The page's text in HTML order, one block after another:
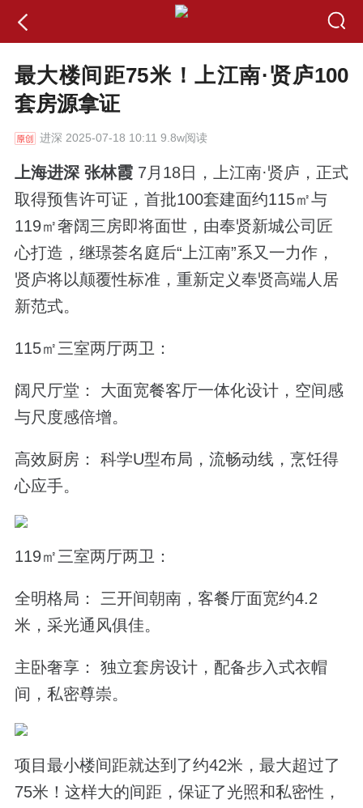
最大楼间距75米！上江南·贤庐100
套房源拿证
进深 2025-07-18 10:11 9.8w阅读
上海进深 张林霞7月18日，上江南·贤庐，正式
取得预售许可证，首批100套建面约115㎡与
119㎡奢阔三房即将面世，由奉贤新城公司匠
心打造，继璟荟名庭后“上江南”系又一力作，
贤庐将以颠覆性标准，重新定义奉贤高端人居
新范式。
115㎡三室两厅两卫：
阔尺厅堂： 大面宽餐客厅一体化设计，空间感
与尺度感倍增。
高效厨房： 科学U型布局，流畅动线，烹饪得
心应手。
119㎡三室两厅两卫：
全明格局： 三开间朝南，客餐厅面宽约4.2
米，采光通风俱佳。
主卧奢享： 独立套房设计，配备步入式衣帽
间，私密尊崇。
项目最小楼间距就达到了约42米，最大超过了
75米！这样大的间距，保证了光照和私密性，